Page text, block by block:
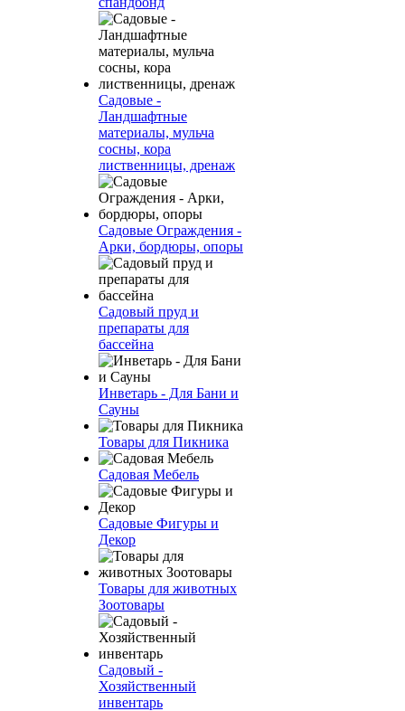
Садовые -
Ландшафтные
материалы, мульча
сосны, кора
лиственницы, дренаж
Садовые Ограждения -
Арки, бордюры, опоры
Садовый пруд и
препараты для
бассейна
Инветарь - Для Бани и
Сауны
Товары для Пикника
Садовая Мебель
Садовые Фигуры и
Декор
Товары для животных
Зоотовары
Садовый -
Хозяйственный
инвентарь